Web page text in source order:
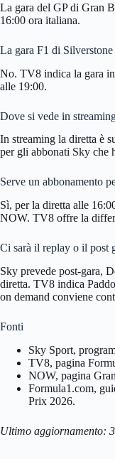
La gara del GP di Gran
16:00 ora italiana.
La gara F1 di
No. TV8 indica la gara
alle 19:00.
Dove si vede in
In streaming la diretta è
per gli abbonati Sky che
Serve un abbonamento
Sì, per la diretta alle
NOW. TV8 offre la
Ci sarà il replay o il post
Sky prevede post-gara,
diretta. TV8 indica
on demand conviene
Fonti
Sky Sport,
TV8, pagina
NOW, pagina
Formula1.com,
Prix 2026.
Ultimo aggiornamento: